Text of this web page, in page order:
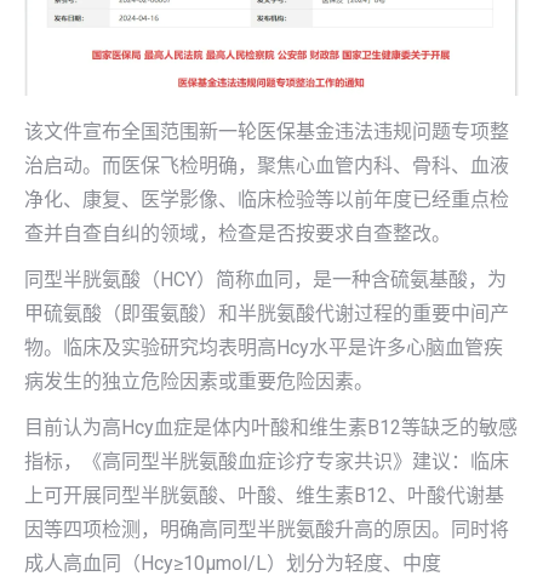
该文件宣布全国范围新一轮医保基金违法违规问题专项整
治启动。而医保飞检明确，聚焦心血管内科、骨科、血液
净化、康复、医学影像、临床检验等以前年度已经重点检
查并自查自纠的领域，检查是否按要求自查整改。
同型半胱氨酸（HCY）简称血同，是一种含硫氨基酸，为
甲硫氨酸（即蛋氨酸）和半胱氨酸代谢过程的重要中间产
物。临床及实验研究均表明高Hcy水平是许多心脑血管疾
病发生的独立危险因素或重要危险因素。
目前认为高Hcy血症是体内叶酸和维生素B12等缺乏的敏感
指标，《高同型半胱氨酸血症诊疗专家共识》建议：临床
上可开展同型半胱氨酸、叶酸、维生素B12、叶酸代谢基
因等四项检测，明确高同型半胱氨酸升高的原因。同时将
成人高血同（Hcy≥10μmol/L）划分为轻度、中度